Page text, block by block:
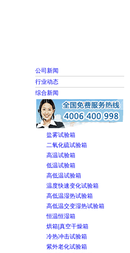
公司新闻
行业动态
综合新闻
盐雾试验箱
二氧化硫试验箱
高温试验箱
低温试验箱
高低温试验箱
温度快速变化试验箱
高低温湿热试验箱
高低温交变湿热试验箱
恒温恒湿箱
烘箱|真空干燥箱
冷热冲击试验箱
紫外老化试验箱